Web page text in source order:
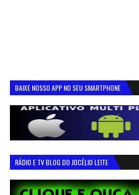
BAIXE NOSSO APP NO SEU SMARTPHONE
RÁDIO E TV BLOG DO JOCÉLIO LEITE